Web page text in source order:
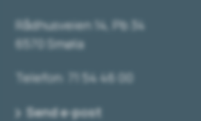
Rådhusveien 14, Pb 34
6570 Smøla
Telefon: 71 54 46 00
Send e-post